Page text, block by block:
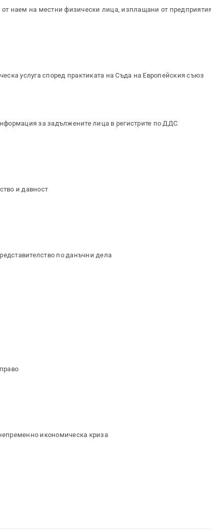
наем на местни физически лица, изплащани от
услуга според практиката на Съда на Европейския съюз
за задължените лица в регистрите по ДДС
и давност
по данъчни дела
икономическа криза